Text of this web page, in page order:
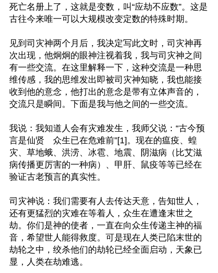
死亡名册上了，这就是变数，叫“应劫不应数”。这是
古往今来唯一可以大规模改变定数的特殊时期。
见到司灾神两个月后，我决定写此文时，司灾神再
次出现，他炯炯的眼神注视着我，我与司灾神之间
有一些交流。在这里解释一下，这种交流是一种思
维传感，我的思维发出即被司灾神知晓，我也能接
收到他的意念，他打出的意念是带有立体声音的，
交流只是瞬间。下面是我与他之间的一些交流。
我说：我知道人会有灾难发生，我师父说：“古今预
言是仙贤　众生已在危难前”[1]。现在的瘟疫、蝗
灾、草地蛾、洪涝、冰雹、地震、阴滋病（比艾滋
病传播更厉害的一种病）、甲肝、鼠疫等等已经在
验证古老预言的真实性。
司灾神说：我们需要有人去传达天意，告知世人，
还有更猛烈的灾难在等着人，众生在遭逢末世之
劫。你们是神的使者，一直在向众生传递主神的福
音，希望世人能得救度。可是现在人类已陷末世的
劫轮之中，绞杀他们的劫轮已经全面启动，天象已
显，人类在劫难逃。